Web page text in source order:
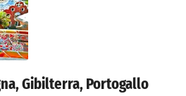
Gibilterra, Portogallo